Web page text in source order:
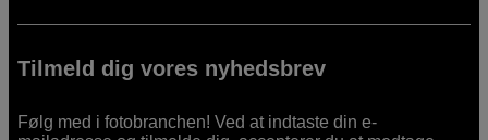
Tilmeld dig vores nyhedsbrev
Følg med i fotobranchen! Ved at indtaste din e-